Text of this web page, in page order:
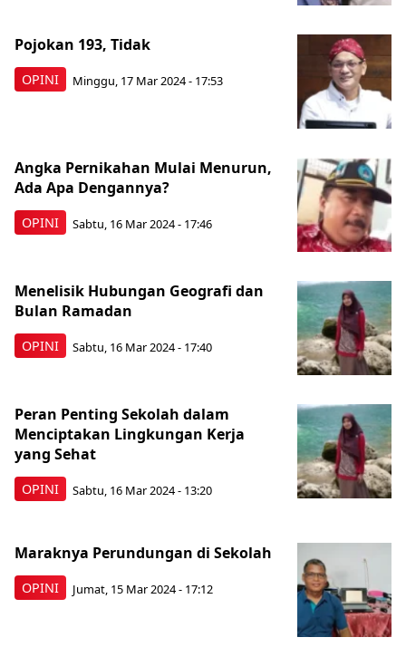
OPINI
Pojokan 193, Tidak
Minggu, 17 Mar 2024 - 17:53
OPINI
Angka Pernikahan Mulai Menurun,
Ada Apa Dengannya?
Sabtu, 16 Mar 2024 - 17:46
OPINI
Menelisik Hubungan Geografi dan
Bulan Ramadan
Sabtu, 16 Mar 2024 - 17:40
OPINI
Peran Penting Sekolah dalam
Menciptakan Lingkungan Kerja
yang Sehat
Sabtu, 16 Mar 2024 - 13:20
OPINI
Maraknya Perundungan di Sekolah
Jumat, 15 Mar 2024 - 17:12